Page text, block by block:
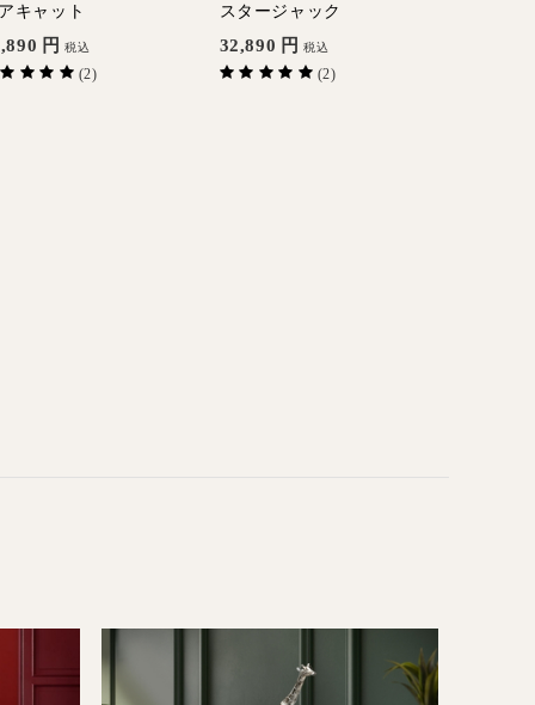
キャット
円 税込
(2)
スタージャック
32,890 円 税込
(2)